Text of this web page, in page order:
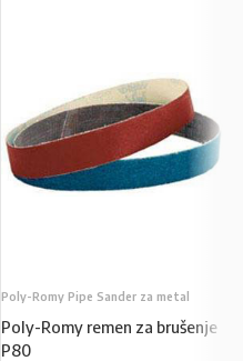
Poly-Romy Pipe Sander za metal
Poly-Romy remen za brušenje
P80